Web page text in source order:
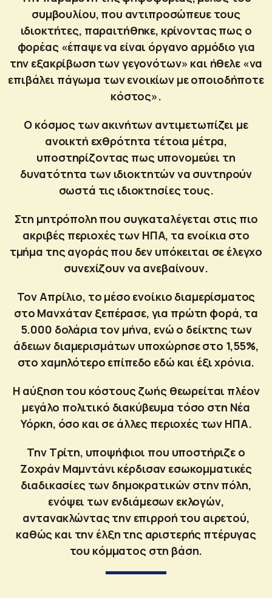
συμβουλίου, που αντιπροσώπευε τους
ιδιοκτήτες, παραιτήθηκε, κρίνοντας πως ο
φορέας «έπαψε να είναι όργανο αρμόδιο για
την εξακρίβωση των γεγονότων» και ήθελε «να
επιβάλει πάγωμα των ενοικίων με οποιοδήποτε
κόστος».
Ο κόσμος των ακινήτων αντιμετωπίζει με
ανοικτή εχθρότητα τέτοια μέτρα,
υποστηρίζοντας πως υπονομεύει τη
δυνατότητα των ιδιοκτητών να συντηρούν
σωστά τις ιδιοκτησίες τους.
Στη μητρόπολη που συγκαταλέγεται στις πιο
ακριβές περιοχές των ΗΠΑ, τα ενοίκια στο
τμήμα της αγοράς που δεν υπόκειται σε έλεγχο
συνεχίζουν να ανεβαίνουν.
Τον Απρίλιο, το μέσο ενοίκιο διαμερίσματος
στο Μανχάταν ξεπέρασε, για πρώτη φορά, τα
5.000 δολάρια τον μήνα, ενώ ο δείκτης των
άδειων διαμερισμάτων υποχώρησε στο 1,55%,
στο χαμηλότερο επίπεδο εδώ και έξι χρόνια.
Η αύξηση του κόστους ζωής θεωρείται πλέον
μεγάλο πολιτικό διακύβευμα τόσο στη Νέα
Υόρκη, όσο και σε άλλες περιοχές των ΗΠΑ.
Την Τρίτη, υποψήφιοι που υποστήριζε ο
Ζοχράν Μαμντάνι κέρδισαν εσωκομματικές
διαδικασίες των δημοκρατικών στην πόλη,
ενόψει των ενδιάμεσων εκλογών,
αντανακλώντας την επιρροή του αιρετού,
καθώς και την έλξη της αριστερής πτέρυγας
του κόμματος στη βάση.